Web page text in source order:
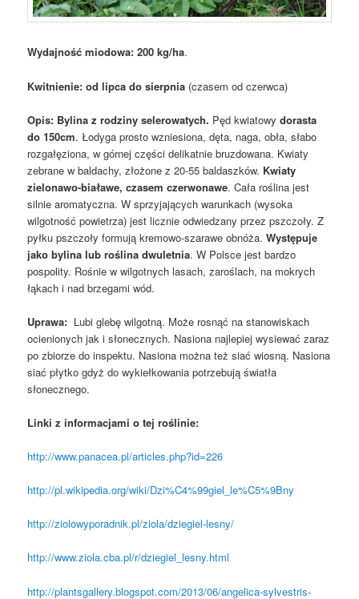
Wydajność miodowa: 200 kg/ha.
Kwitnienie: od lipca do sierpnia (czasem od czerwca)
Opis: Bylina z rodziny selerowatych. Pęd kwiatowydorasta
do 150cm. Łodyga prosto wzniesiona, dęta, naga, obła, słabo
rozgałęziona, w górnej części delikatnie bruzdowana. Kwiaty
zebrane w baldachy, złożone z 20-55 baldaszków. Kwiaty
zielonawo-białawe, czasem czerwonawe. Cała roślina jest
silnie aromatyczna. W sprzyjających warunkach (wysoka
wilgotność powietrza) jest licznie odwiedzany przez pszczoły. Z
pyłku pszczoły formują kremowo-szarawe obnóża.Występuje
jako bylina lub roślina dwuletnia. W Polsce jest bardzo
pospolity. Rośnie w wilgotnych lasach, zaroślach, na mokrych
łąkach i nad brzegami wód.
Uprawa: Lubi glebę wilgotną. Może rosnąć na stanowiskach
ocienionych jak i słonecznych. Nasiona najlepiej wysiewać zaraz
po zbiorze do inspektu. Nasiona można też siać wiosną. Nasiona
siać płytko gdyż do wykiełkowania potrzebują światła
słonecznego.
Linki z informacjami o tej roślinie:
http://www.panacea.pl/articles.php?id=226
http://pl.wikipedia.org/wiki/Dzi%C4%99giel_le%C5%9Bny
http://ziolowyporadnik.pl/ziola/dziegiel-lesny/
http://www.ziola.cba.pl/r/dziegiel_lesny.html
http://plantsgallery.blogspot.com/2013/06/angelica-sylvestris-